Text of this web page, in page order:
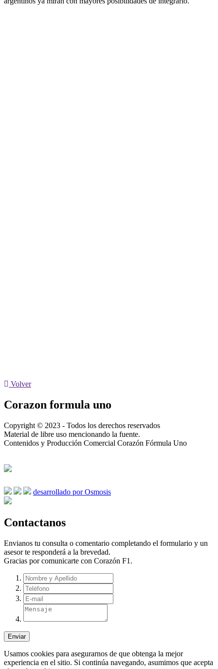
Volver
Corazon formula uno
Copyright © 2023 - Todos los derechos reservados
Material de libre uso mencionando la fuente.
Contenidos y Producción Comercial Corazón Fórmula Uno
desarrollado por Osmosis
Contactanos
Envianos tu consulta o comentario completando el formulario y un
asesor te responderá a la brevedad.
Gracias por comunicarte con Corazón F1.
Enviar
Usamos cookies para asegurarnos de que obtenga la mejor
experiencia en el sitio. Si continúa navegando, asumimos que acepta